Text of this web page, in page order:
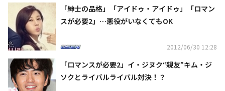
「紳士の品格」「アイドゥ・アイドゥ」「ロマン
スが必要2」…悪役がいなくてもOK
2012/06/30 12:28
「ロマンスが必要2」イ・ジヌク“親友”キム・ジ
ソクとライバルライバル対決！？